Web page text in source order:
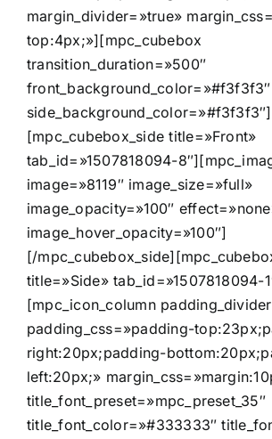
margin_divider=»true»
top:4px;»][mpc_cubebox
transition_duration=»500″
front_background_color=»#f3f3f3″
side_background_color=»#f3f3f3″]
[mpc_cubebox_side title=»Front»
tab_id=»1507818094-
image=»8119″ image_size=»full»
image_opacity=»100″
image_hover_opacity=»100″]
[/
title=»Side» tab_id=»1507818094-
[mpc_icon_column
padding_css=»padding-
right:20px;padding-
left:20px;»
title_font_preset=»mpc_preset_35″
title_font_color=»#333333″